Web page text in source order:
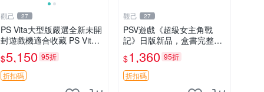
觀己 27
PS Vita大型版嚴選全新未開
封遊戲機適合收藏 PS Vita
新型號 家用遊戲機 直營店
優選
$5,150 95折
折扣碼
觀己 27
PSV遊戲《超級女主角戰
記》日版新品，盒書完整，
附原裝包裝，玩樂典藏款，
成就全開任你挑戰 超級女主
角戰記 PSV 游戲 日版 成就
全開 DLC 全通角色
$1,360 95折
折扣碼